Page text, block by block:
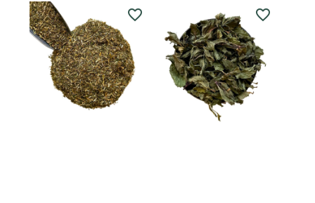
favorite_border favorite_border